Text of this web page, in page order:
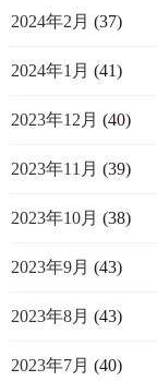
2024年2月 (37)
2024年1月 (41)
2023年12月 (40)
2023年11月 (39)
2023年10月 (38)
2023年9月 (43)
2023年8月 (43)
2023年7月 (40)